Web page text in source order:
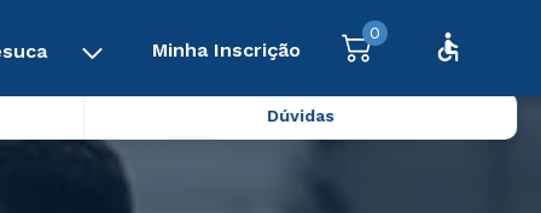
Minha Inscrição
0
Dúvidas